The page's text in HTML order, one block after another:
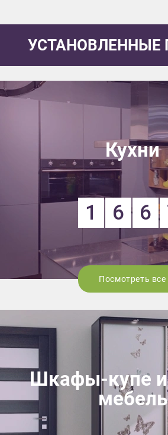
УСТАНОВЛЕННЫЕ
Кухни
1 6 6
Посмотреть все
Шкафы-купе и
мебель